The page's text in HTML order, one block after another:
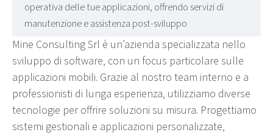
operativa delle tue applicazioni, offrendo servizi di
manutenzione e assistenza post-sviluppo
Mine Consulting Srl è un’azienda specializzata nello
sviluppo di software, con un focus particolare sulle
applicazioni mobili. Grazie al nostro team interno e a
professionisti di lunga esperienza, utilizziamo diverse
tecnologie per offrire soluzioni su misura. Progettiamo
sistemi gestionali e applicazioni personalizzate,